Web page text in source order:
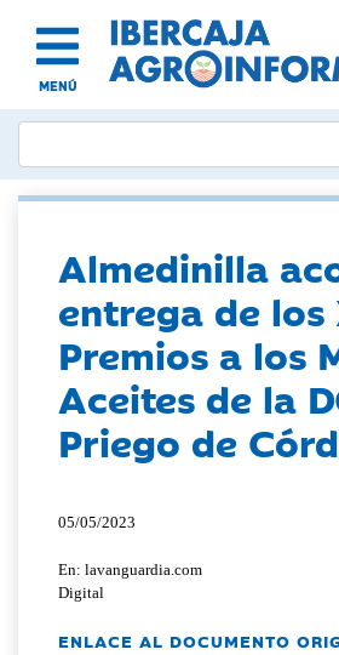
MENÚ
Almedinilla
entrega de los
Premios a los
Aceites de la
Priego de
05/05/2023
En: lavanguardia.com
Digital
ENLACE AL DOCUMENTO